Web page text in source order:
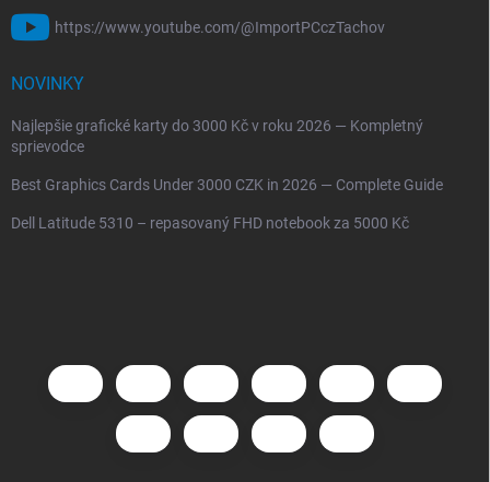
https://www.youtube.com/@ImportPCczTachov
NOVINKY
Najlepšie grafické karty do 3000 Kč v roku 2026 — Kompletný
sprievodce
Best Graphics Cards Under 3000 CZK in 2026 — Complete Guide
Dell Latitude 5310 – repasovaný FHD notebook za 5000 Kč